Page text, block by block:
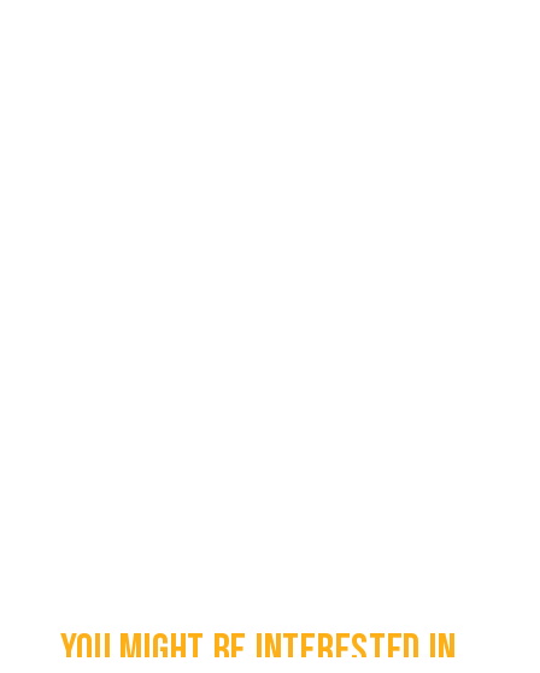
You might be interested in...